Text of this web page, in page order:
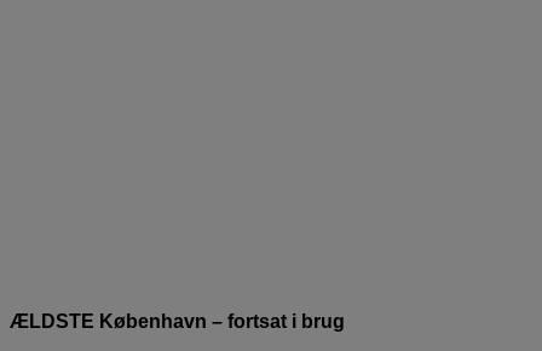
ÆLDSTE København – fortsat i brug